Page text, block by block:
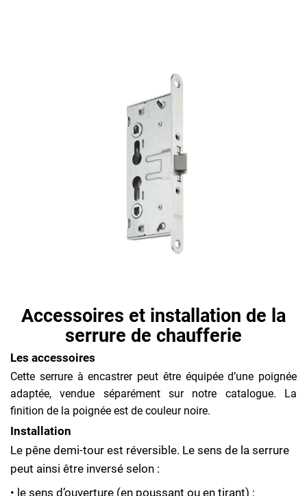
Accessoires et installation de la
serrure de chaufferie
Les accessoires
Cette serrure à encastrer peut être équipée d’une poignée
adaptée, vendue séparément sur notre catalogue. La
finition de la poignée est de couleur noire.
Installation
Le pêne demi-tour est réversible. Le sens de la serrure
peut ainsi être inversé selon :
• le sens d’ouverture (en poussant ou en tirant) ;